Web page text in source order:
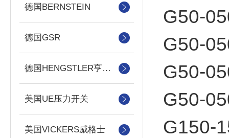
德国BERNSTEIN
德国GSR
德国HENGSTLER亨士乐
美国UE压力开关
美国VICKERS威格士
G50-
G50-
G50-
G50-
G150-